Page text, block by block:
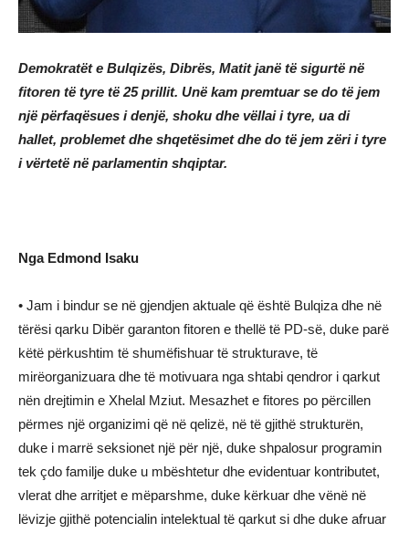
Demokratët e Bulqizës, Dibrës, Matit janë të sigurtë në
fitoren të tyre të 25 prillit. Unë kam premtuar se do të jem
një përfaqësues i denjë, shoku dhe vëllai i tyre, ua di
hallet, problemet dhe shqetësimet dhe do të jem zëri i tyre
i vërtetë në parlamentin shqiptar.
Nga Edmond Isaku
• Jam i bindur se në gjendjen aktuale që është Bulqiza dhe në
tërësi qarku Dibër garanton fitoren e thellë të PD-së, duke parë
këtë përkushtim të shumëfishuar të strukturave, të
mirëorganizuara dhe të motivuara nga shtabi qendror i qarkut
nën drejtimin e Xhelal Mziut. Mesazhet e fitores po përcillen
përmes një organizimi që në qelizë, në të gjithë strukturën,
duke i marrë seksionet një për një, duke shpalosur programin
tek çdo familje duke u mbështetur dhe evidentuar kontributet,
vlerat dhe arritjet e mëparshme, duke kërkuar dhe vënë në
lëvizje gjithë potencialin intelektual të qarkut si dhe duke afruar